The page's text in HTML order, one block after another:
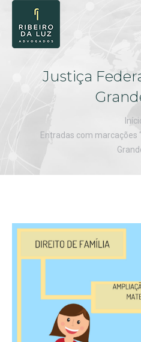
Justiça
Entradas com marcações